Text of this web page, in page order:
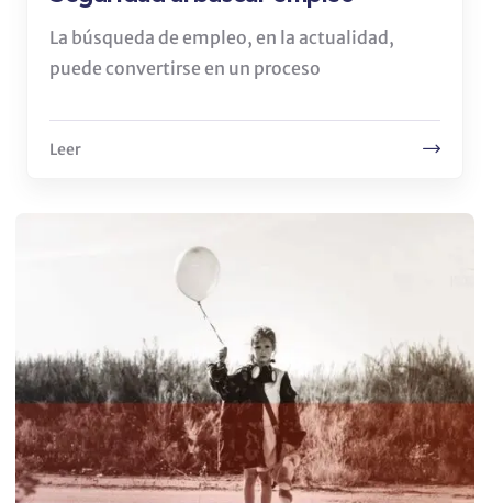
La búsqueda de empleo, en la actualidad,
puede convertirse en un proceso
Leer